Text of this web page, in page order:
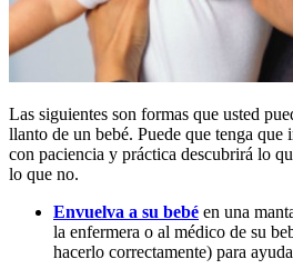
Las siguientes son formas que usted
llanto de un bebé. Puede que tenga que
con paciencia y práctica descubrirá lo
lo que no.
Envuelva a su bebé en una
la enfermera o al médico de su
hacerlo correctamente) para